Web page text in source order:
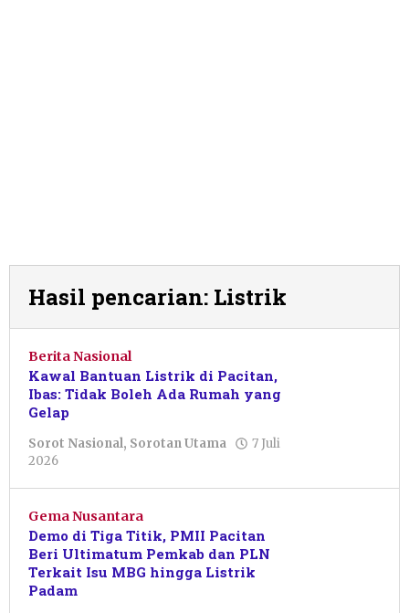
Hasil pencarian: Listrik
Berita Nasional
Kawal Bantuan Listrik di Pacitan,
Ibas: Tidak Boleh Ada Rumah yang
Gelap
Sorot Nasional, Sorotan Utama
7 Juli
2026
Wulandari
Gema Nusantara
Demo di Tiga Titik, PMII Pacitan
Beri Ultimatum Pemkab dan PLN
Terkait Isu MBG hingga Listrik
Padam